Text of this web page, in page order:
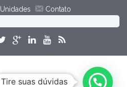
Unidades Contato
Tire suas dúvidas